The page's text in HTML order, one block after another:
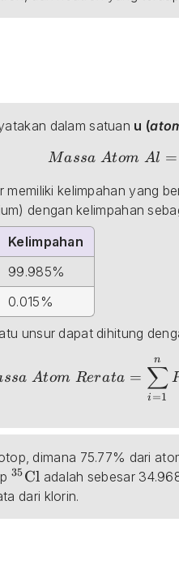
dalam satuan u (
12\;u =
Massa Atom Al =
kelimpahan yang
dengan kelimpahan
Kelimpahan
99.985%
0.015%
unsur dapat dihitung
ssa Atom Rerata =
i =1
∑
n
dimana 75.77% dari
_{}^{35}\textrm{Cl}
35Cl adalah sebesar
dari klorin.